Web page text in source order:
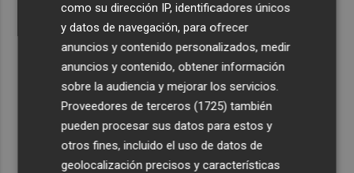
Recibe toda la actualidad de
Plaza Podcast en tu correo
Quiero suscribirme
como su dirección IP, identificadores únicos
y datos de navegación, para ofrecer
anuncios y contenido personalizados, medir
anuncios y contenido, obtener información
sobre la audiencia y mejorar los servicios.
Proveedores de terceros (1725) también
pueden procesar sus datos para estos y
otros fines, incluido el uso de datos de
geolocalización precisos y características